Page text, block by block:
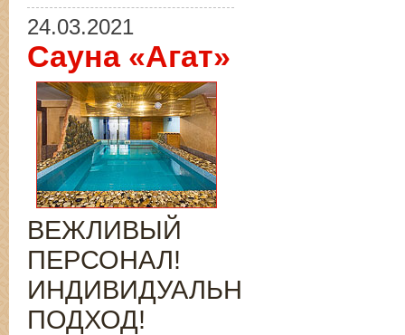
24.03.2021
Сауна «Агат»
ВЕЖЛИВЫЙ
ПЕРСОНАЛ!
ИНДИВИДУАЛЬНЫЙ
ПОДХОД!